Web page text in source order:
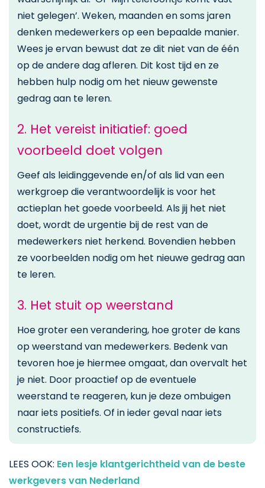
niet gelegen’. Weken, maanden en soms jaren
denken medewerkers op een bepaalde manier.
Wees je ervan bewust dat ze dit niet van de één
op de andere dag afleren. Dit kost tijd en ze
hebben hulp nodig om het nieuw gewenste
gedrag aan te leren.
2. Het vereist initiatief: goed
voorbeeld doet volgen
Geef als leidinggevende en/of als lid van een
werkgroep die verantwoordelijk is voor het
actieplan het goede voorbeeld. Als jij het niet
doet, wordt de urgentie bij de rest van de
medewerkers niet herkend. Bovendien hebben
ze voorbeelden nodig om het nieuwe gedrag aan
te leren.
3. Het stuit op weerstand
Hoe groter een verandering, hoe groter de kans
op weerstand van medewerkers. Bedenk van
tevoren hoe je hiermee omgaat, dan overvalt het
je niet. Door proactief op de eventuele
weerstand te reageren, kun je deze ombuigen
naar iets positiefs. Of in ieder geval naar iets
constructiefs.
Een lesje klantgerichtheid van de beste
werkgevers van Nederland